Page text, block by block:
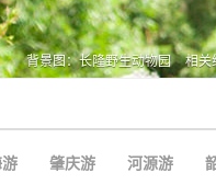
背景图：长隆野生动物园 相关
肇庆游 河源游